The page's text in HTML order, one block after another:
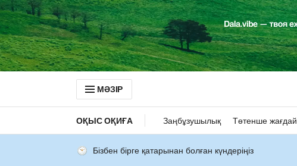
МӘЗІР
ОҚЫС ОҚИҒА Заңбұзушылық Төтенше жағдай
Бізбен бірге қатарынан болған күндеріңіз